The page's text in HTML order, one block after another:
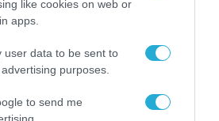
like cookies on web or
apps.
user data to be sent to
purposes.
to send me